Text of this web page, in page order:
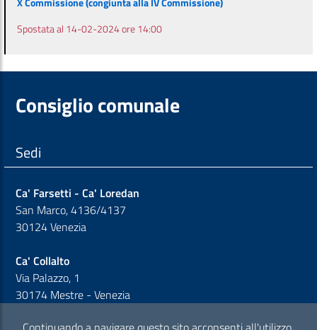
Spostata al 14-02-2024 ore 14:00
Consiglio comunale
Sedi
Ca' Farsetti - Ca' Loredan
San Marco, 4136/4137
30124 Venezia
Ca' Collalto
Via Palazzo, 1
30174 Mestre - Venezia